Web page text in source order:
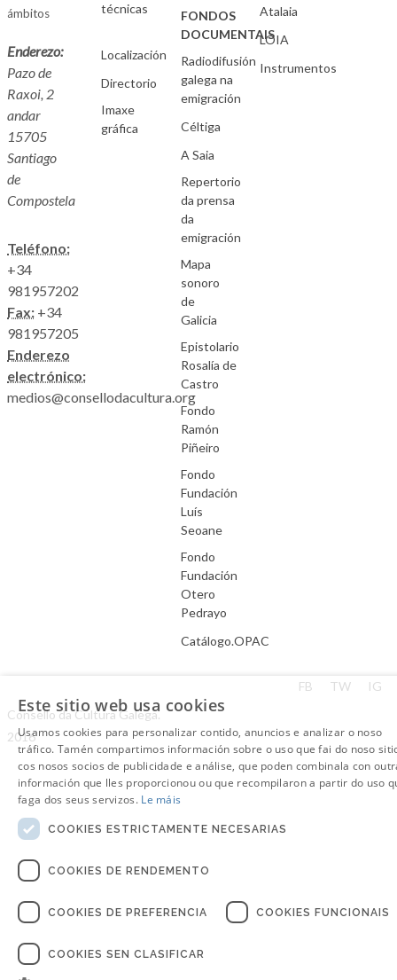
ámbitos
Enderezo:
Pazo de
Raxoi, 2
andar
15705
Santiago
de
Compostela
Teléfono:
+34
981957202
Fax: +34
981957205
Enderezo
electrónico:
medios@consellodacultura.org
técnicas
Localización
Directorio
Imaxe
gráfica
FONDOS
DOCUMENTAIS
Radiodifusión
galega na
emigración
Céltiga
A Saia
Repertorio
da prensa
da
emigración
Mapa
sonoro
de
Galicia
Epistolario
Rosalía de
Castro
Fondo
Ramón
Piñeiro
Fondo
Fundación
Luís
Seoane
Fondo
Fundación
Otero
Pedrayo
Catálogo.OPAC
Atalaia
LOIA
Instrumentos
Consello da Cultura Galega.
2016
FB TW IG
Este sitio web usa cookies
Usamos cookies para personalizar contido, anuncios e analizar o noso
tráfico. Tamén compartimos información sobre o uso que fai do noso
cos nosos socios de publicidade e análise, que poden combinala con
información que lles proporcionou ou que recompilaron a partir do uso
faga dos seus servizos. Le máis
COOKIES ESTRICTAMENTE NECESARIAS
COOKIES DE RENDEMENTO
COOKIES DE PREFERENCIA COOKIES FUNCIONAIS
COOKIES SEN CLASIFICAR